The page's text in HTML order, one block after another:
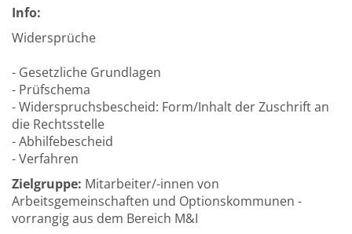
Info:
Widersprüche
- Gesetzliche Grundlagen
- Prüfschema
- Widerspruchsbescheid: Form/Inhalt der Zuschrift an
die Rechtsstelle
- Abhilfebescheid
- Verfahren
Zielgruppe: Mitarbeiter/-innen von
Arbeitsgemeinschaften und Optionskommunen -
vorrangig aus dem Bereich M&I